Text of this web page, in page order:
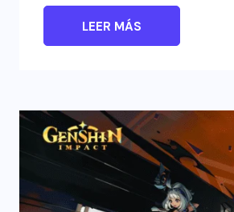
LEER MÁS